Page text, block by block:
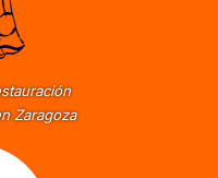
Zaragoza